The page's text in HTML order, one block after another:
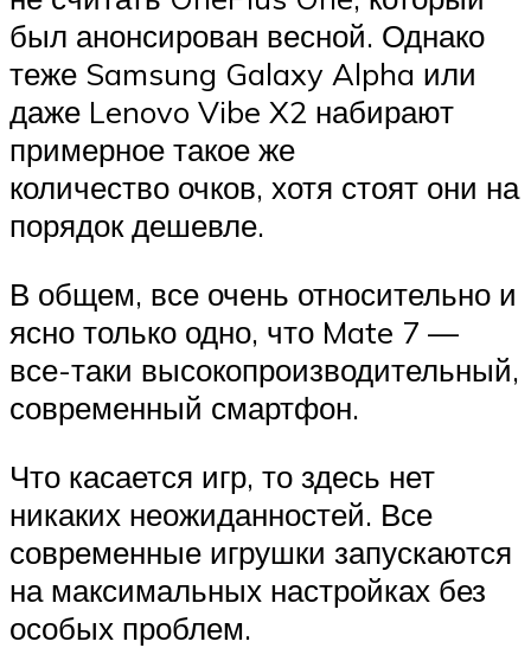
был анонсирован весной. Однако
теже Samsung Galaxy Alpha или
даже Lenovo Vibe X2 набирают
примерное такое же
количество очков, хотя стоят они на
порядок дешевле.
В общем, все очень относительно и
ясно только одно, что Mate 7 —
все-таки высокопроизводительный,
современный смартфон.
Что касается игр, то здесь нет
никаких неожиданностей. Все
современные игрушки запускаются
на максимальных настройках без
особых проблем.